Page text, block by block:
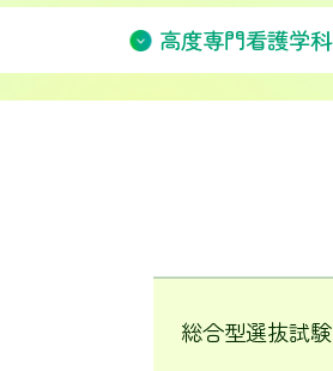
高度専門看護学科
総合型選抜試験